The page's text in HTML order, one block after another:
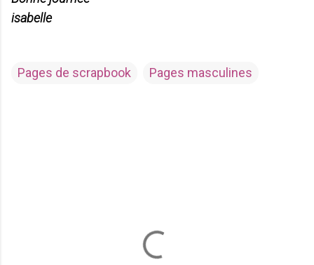
isabelle
Pages de scrapbook Pages masculines